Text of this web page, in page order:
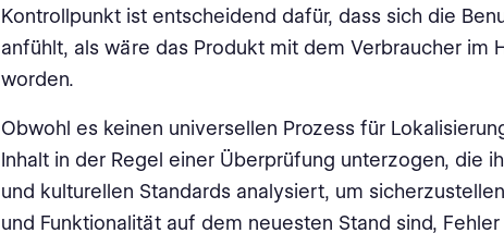
Kontrollpunkt ist entscheidend dafür, dass sich die
anfühlt, als wäre das Produkt mit dem Verbraucher im
worden.
Obwohl es keinen universellen Prozess für
Inhalt in der Regel einer Überprüfung unterzogen, die
und kulturellen Standards analysiert, um
und Funktionalität auf dem neuesten Stand sind,